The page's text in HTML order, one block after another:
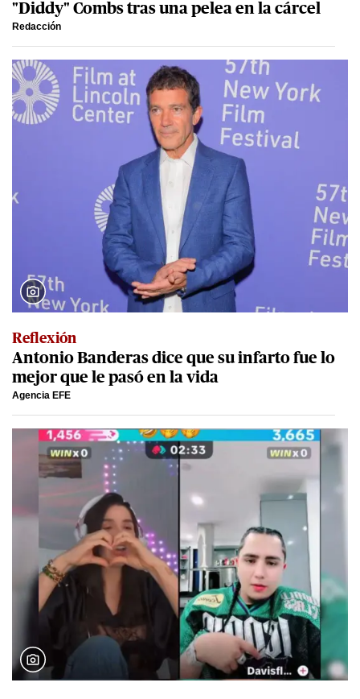
"Diddy" Combs tras una pelea en la cárcel
Redacción
Reflexión
Antonio Banderas dice que su infarto fue lo
mejor que le pasó en la vida
Agencia EFE